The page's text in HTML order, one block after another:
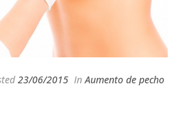
23/06/2015 InAumento de pecho